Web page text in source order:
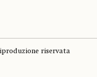
riservata